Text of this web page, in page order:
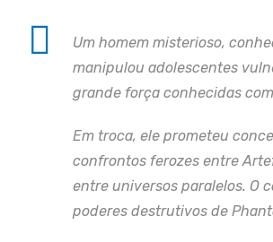
Um homem misterioso,
manipulou adolescentes
grande força conhecidas
Em troca, ele prometeu
confrontos ferozes entre
entre universos paralelos. O
poderes destrutivos de